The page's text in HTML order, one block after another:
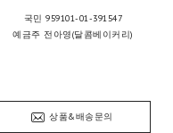
국민 959101-01-391547
예금주 전아영(달콤베이커리)
상품&배송문의